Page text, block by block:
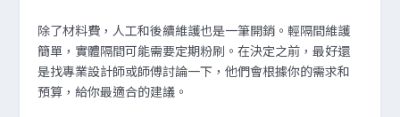
除了材料費，人工和後續維護也是一筆開銷。輕隔間維護
簡單，實體隔間可能需要定期粉刷。在決定之前，最好還
是找專業設計師或師傅討論一下，他們會根據你的需求和
預算，給你最適合的建議。